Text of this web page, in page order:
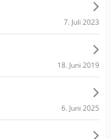
7. Juli 2023
18. Juni 2019
6. Juni 2025